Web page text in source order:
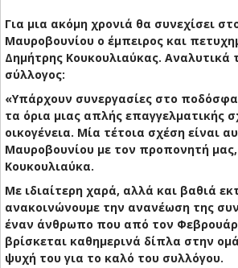
Για μια ακόμη χρονιά θα συνεχίσει
Μαυροβουνίου ο έμπειρος και
Δημήτρης Κουκουλιαύκας. Αναλυτικά
σύλλογος:
«Υπάρχουν συνεργασίες στο
τα όρια μιας απλής επαγγελματικής
οικογένεια. Μία τέτοια σχέση είναι
Μαυροβουνίου με τον προπονητή
Κουκουλιαύκα.
Με ιδιαίτερη χαρά, αλλά και βαθιά
ανακοινώνουμε την ανανέωση της
έναν άνθρωπο που από τον
βρίσκεται καθημερινά δίπλα στην
ψυχή του για το καλό του συλλόγου.